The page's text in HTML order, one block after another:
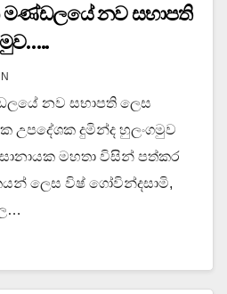
මණ්ඩලයේ නව සභාපති
නව සභාපති ලෙස
උපදේශක දුමින්ද හුලංගමුව
මහතා විසින් පත්කර
ලෙස විෂ් ගෝවින්දසාමි,